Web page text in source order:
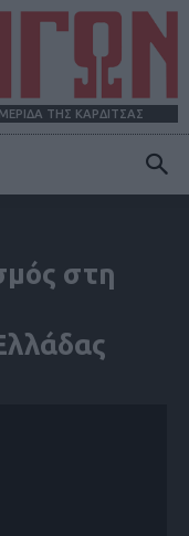
ΤΗΣ ΚΑΡΔΙΤΣΑΣ
στη